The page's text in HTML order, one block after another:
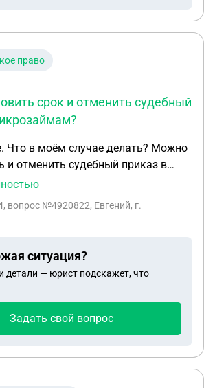
своей покойной матери
большую сумму денег наличными.
право
срок и отменить судебный
Что в моём случае делать? Можно
и отменить судебный приказ в
судебный приказ связан с
проживания не позволяет
момента перед судом.
, вопрос №4920822, Евгений, г.
ситуация?
детали — юрист подскажет, что
Задать свой вопрос